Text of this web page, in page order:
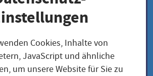
- Ernte -
TOMATEN
pimpinellifolium
Cookies, Inhalte von
JavaScript und ähnliche
um unsere Website für Sie zu